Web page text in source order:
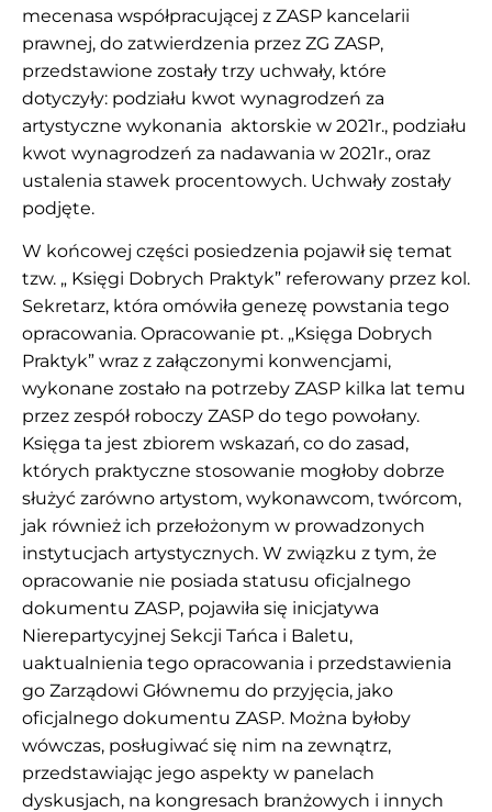
mecenasa współpracującej z ZASP kancelarii
prawnej, do zatwierdzenia przez ZG ZASP,
przedstawione zostały trzy uchwały, które
dotyczyły: podziału kwot wynagrodzeń za
artystyczne wykonania aktorskie w 2021r., podziału
kwot wynagrodzeń za nadawania w 2021r., oraz
ustalenia stawek procentowych. Uchwały zostały
podjęte.
W końcowej części posiedzenia pojawił się temat
tzw. „ Księgi Dobrych Praktyk” referowany przez kol.
Sekretarz, która omówiła genezę powstania tego
opracowania. Opracowanie pt. „Księga Dobrych
Praktyk” wraz z załączonymi konwencjami,
wykonane zostało na potrzeby ZASP kilka lat temu
przez zespół roboczy ZASP do tego powołany.
Księga ta jest zbiorem wskazań, co do zasad,
których praktyczne stosowanie mogłoby dobrze
służyć zarówno artystom, wykonawcom, twórcom,
jak również ich przełożonym w prowadzonych
instytucjach artystycznych. W związku z tym, że
opracowanie nie posiada statusu oficjalnego
dokumentu ZASP, pojawiła się inicjatywa
Nierepartycyjnej Sekcji Tańca i Baletu,
uaktualnienia tego opracowania i przedstawienia
go Zarządowi Głównemu do przyjęcia, jako
oficjalnego dokumentu ZASP. Można byłoby
wówczas, posługiwać się nim na zewnątrz,
przedstawiając jego aspekty w panelach
dyskusjach, na kongresach branżowych i innych